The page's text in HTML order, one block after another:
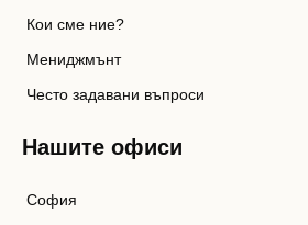
Кои сме ние?
Мениджмънт
Често задавани въпроси
Нашите офиси
София